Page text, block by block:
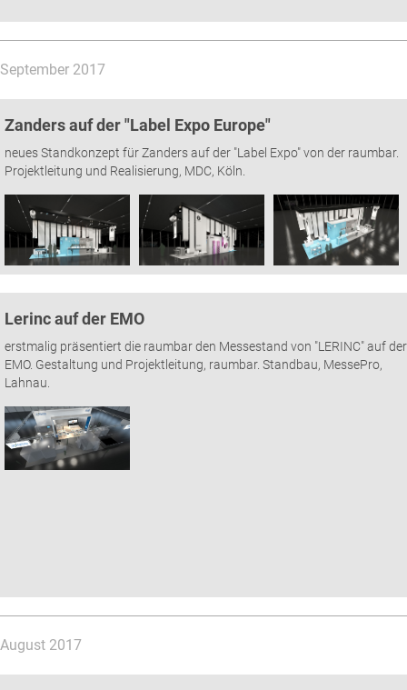
September 2017
Zanders auf der "Label Expo Europe"
neues Standkonzept für Zanders auf der "Label Expo" von der raumbar.
Projektleitung und Realisierung, MDC, Köln.
Lerinc auf der EMO
erstmalig präsentiert die raumbar den Messestand von "LERINC" auf der
EMO. Gestaltung und Projektleitung, raumbar. Standbau, MessePro,
Lahnau.
August 2017